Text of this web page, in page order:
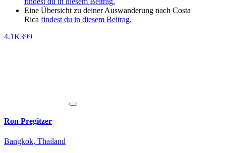
Eine Übersicht zu deiner Auswanderung nach Costa
Rica findest du in diesem Beitrag.
4.1K399
Ron Pregitzer
Bangkok, Thailand